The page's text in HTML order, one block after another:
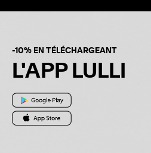
-10% EN TÉLÉCHARGEANT
L'APP LULLI